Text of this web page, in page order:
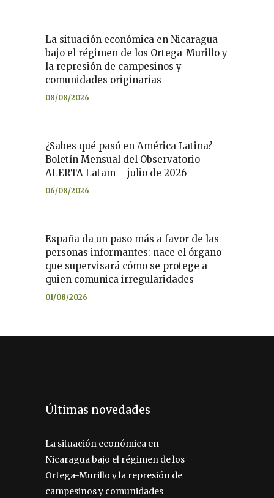
La situación económica en Nicaragua
bajo el régimen de los Ortega-Murillo y
la represión de campesinos y
comunidades originarias
08/08/2026
¿Sabes qué pasó en América Latina?
Boletín Mensual del Observatorio
ALERTA Latam – julio de 2026
06/08/2026
España da un paso más a favor de las
personas informantes: nace el órgano
que supervisará cómo se protege a
quien comunica irregularidades
01/08/2026
Últimas novedades
La situación económica en
Nicaragua bajo el régimen de los
Ortega-Murillo y la represión de
campesinos y comunidades